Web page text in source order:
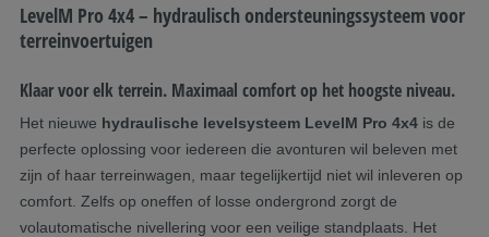
LevelM Pro 4x4 – hydraulisch ondersteuningssysteem voor
terreinvoertuigen
Klaar voor elk terrein. Maximaal comfort op het hoogste niveau.
Het nieuwe hydraulische levelsysteem LevelM Pro 4x4 is de
perfecte oplossing voor iedereen die avonturen wil beleven met
zijn of haar terreinwagen, maar tegelijkertijd niet wil inleveren op
comfort. Zelfs op oneffen of losse ondergrond zorgt de
volautomatische nivellering voor een veilige standplaats. Het